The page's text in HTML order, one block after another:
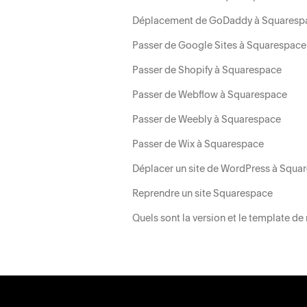
Déplacement de GoDaddy à
Passer de Google Sites à Squarespace
Passer de Shopify à Squarespace
Passer de Webflow à Squarespace
Passer de Weebly à Squarespace
Passer de Wix à Squarespace
Déplacer un site de WordPress à
Reprendre un site Squarespace
Quels sont la version et le template de